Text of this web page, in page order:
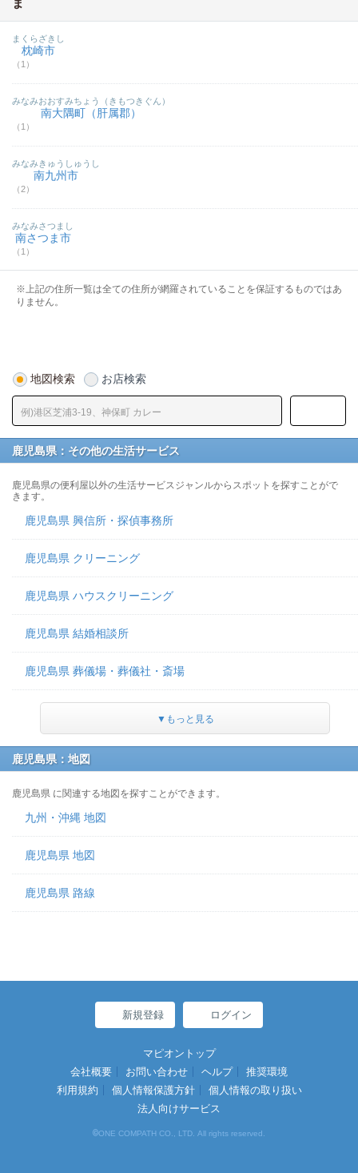
ま
枕崎市
（1）
まくらざきし
南大隅町（肝属郡）
（1）
みなみおおすみちょう（きもつきぐん）
南九州市
（2）
みなみきゅうしゅうし
南さつま市
（1）
みなみさつまし
※上記の住所一覧は全ての住所が網羅されていることを保証するものではあ
りません。
地図検索 お店検索
鹿児島県：その他の生活サービス
鹿児島県の便利屋以外の生活サービスジャンルからスポットを探すことがで
きます。
鹿児島県 興信所・探偵事務所
鹿児島県 クリーニング
鹿児島県 ハウスクリーニング
鹿児島県 結婚相談所
鹿児島県 葬儀場・葬儀社・斎場
▼もっと見る
鹿児島県：地図
鹿児島県 に関連する地図を探すことができます。
九州・沖縄 地図
鹿児島県 地図
鹿児島県 路線
新規登録 ログイン
マピオントップ
会社概要
お問い合わせ ヘルプ
推奨環境
利用規約
個人情報保護方針
個人情報の取り扱い
法人向けサービス
©ONE COMPATH CO., LTD. All rights reserved.